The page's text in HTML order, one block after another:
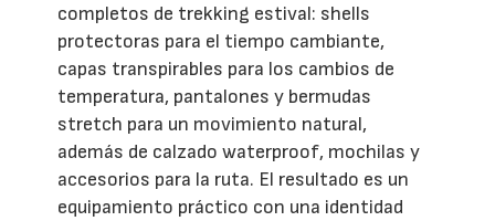
completos de trekking estival: shells
protectoras para el tiempo cambiante,
capas transpirables para los cambios de
temperatura, pantalones y bermudas
stretch para un movimiento natural,
además de calzado waterproof, mochilas y
accesorios para la ruta. El resultado es un
equipamiento práctico con una identidad